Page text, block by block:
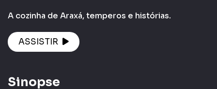
A cozinha de Araxá, temperos e histórias.
ASSISTIR
Sinopse